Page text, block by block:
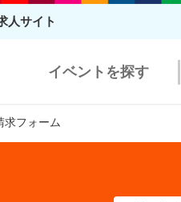
人サイト
イベントを探す
求フォーム